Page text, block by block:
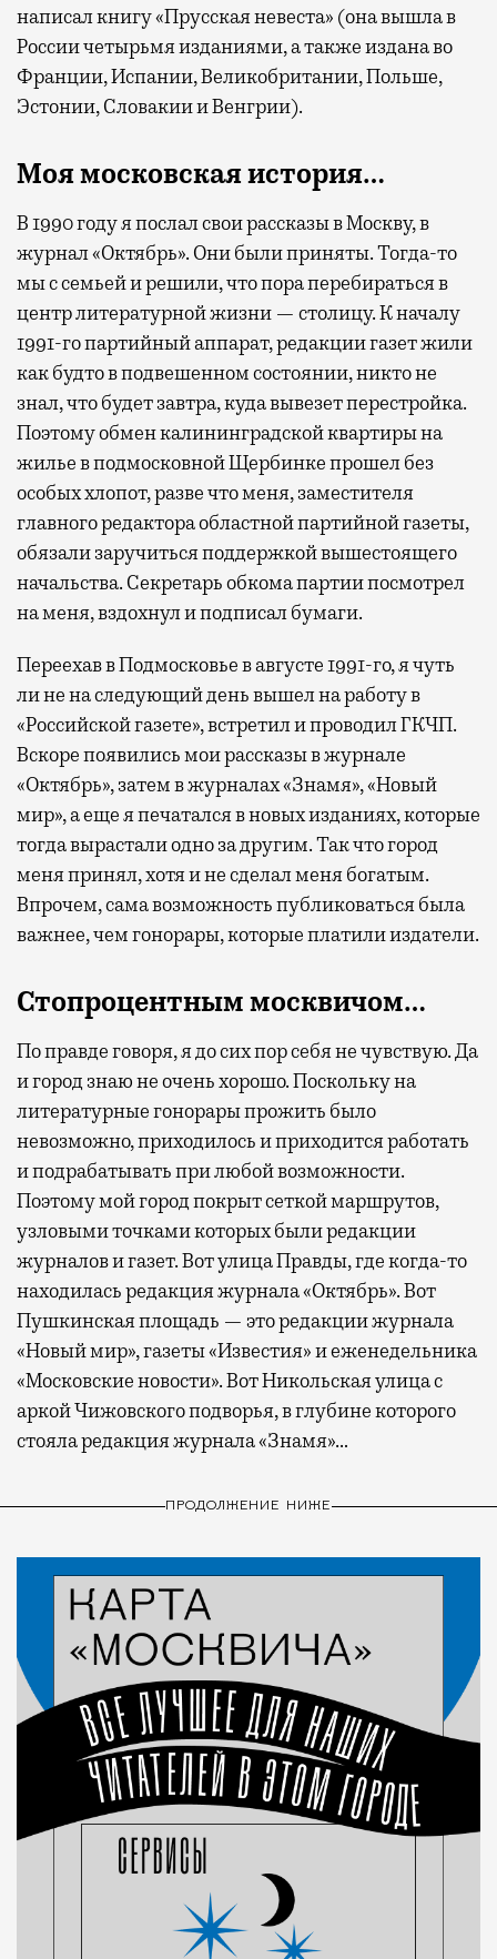
написал книгу «Прусская невеста» (она вышла в
России четырьмя изданиями, а также издана во
Франции, Испании, Великобритании, Польше,
Эстонии, Словакии и Венгрии).
Моя московская история…
В 1990 году я послал свои рассказы в Москву, в
журнал «Октябрь». Они были приняты. Тогда-то
мы с семьей и решили, что пора перебираться в
центр литературной жизни — столицу. К началу
1991-го партийный аппарат, редакции газет жили
как будто в подвешенном состоянии, никто не
знал, что будет завтра, куда вывезет перестройка.
Поэтому обмен калининградской квартиры на
жилье в подмосковной Щербинке прошел без
особых хлопот, разве что меня, заместителя
главного редактора областной партийной газеты,
обязали заручиться поддержкой вышестоящего
начальства. Секретарь обкома партии посмотрел
на меня, вздохнул и подписал бумаги.
Переехав в Подмосковье в августе 1991-го, я чуть
ли не на следующий день вышел на работу в
«Российской газете», встретил и проводил ГКЧП.
Вскоре появились мои рассказы в журнале
«Октябрь», затем в журналах «Знамя», «Новый
мир», а еще я печатался в новых изданиях, которые
тогда вырастали одно за другим. Так что город
меня принял, хотя и не сделал меня богатым.
Впрочем, сама возможность публиковаться была
важнее, чем гонорары, которые платили издатели.
Стопроцентным москвичом…
По правде говоря, я до сих пор себя не чувствую. Да
и город знаю не очень хорошо. Поскольку на
литературные гонорары прожить было
невозможно, приходилось и приходится работать
и подрабатывать при любой возможности.
Поэтому мой город покрыт сеткой маршрутов,
узловыми точками которых были редакции
журналов и газет. Вот улица Правды, где когда-то
находилась редакция журнала «Октябрь». Вот
Пушкинская площадь — это редакции журнала
«Новый мир», газеты «Известия» и еженедельника
«Московские новости». Вот Никольская улица с
аркой Чижовского подворья, в глубине которого
стояла редакция журнала «Знамя»…
ПРОДОЛЖЕНИЕ НИЖЕ